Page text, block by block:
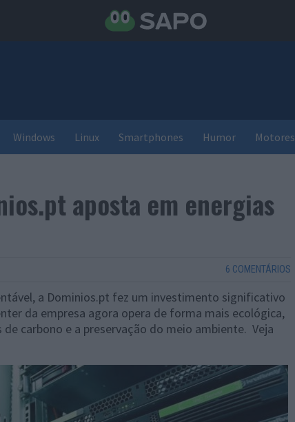
Windows Linux Smartphones Humor Motores
aposta em energias
6 COMENTÁRIOS
a Dominios.pt fez um investimento significativo
da empresa agora opera de forma mais ecológica,
carbono e a preservação do meio ambiente. Veja